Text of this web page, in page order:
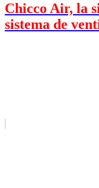
Chicco Air, la
sistema de